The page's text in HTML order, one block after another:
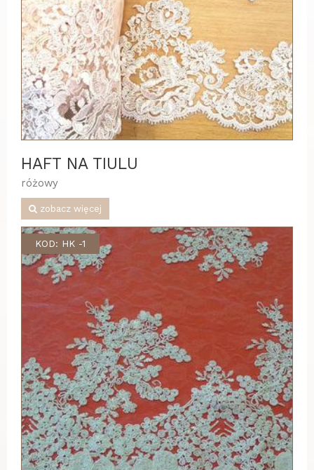
HAFT NA TIULU
różowy
zobacz więcej
KOD: HK -1